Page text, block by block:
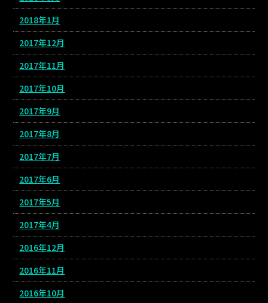
2018年1月
2017年12月
2017年11月
2017年10月
2017年9月
2017年8月
2017年7月
2017年6月
2017年5月
2017年4月
2016年12月
2016年11月
2016年10月